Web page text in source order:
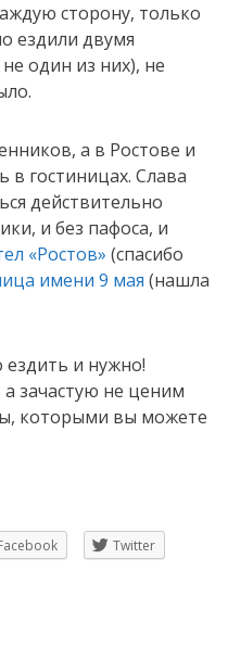
сторону, только
ездили двумя
один из них), не
а в Ростове и
в гостиницах. Слава
действительно
и без пафоса, и
«Ростов» (спасибо
имени 9 мая (нашла
и нужно!
зачастую не ценим
которыми вы можете
Twitter